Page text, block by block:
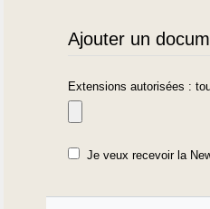
Ajouter un
Extensions autorisées :
Je veux recevoir la